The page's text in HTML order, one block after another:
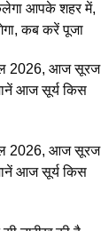
आपके शहर में,
कब करें पूजा
2026, आज सूरज
आज सूर्य किस
2026, आज सूरज
आज सूर्य किस